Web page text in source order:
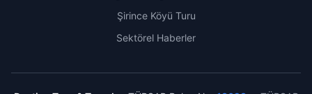
Şirince Köyü Turu
Sektörel Haberler